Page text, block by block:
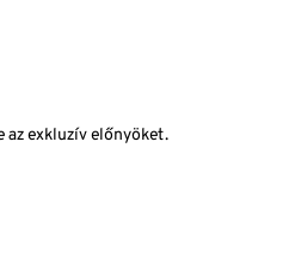
az exkluzív előnyöket.